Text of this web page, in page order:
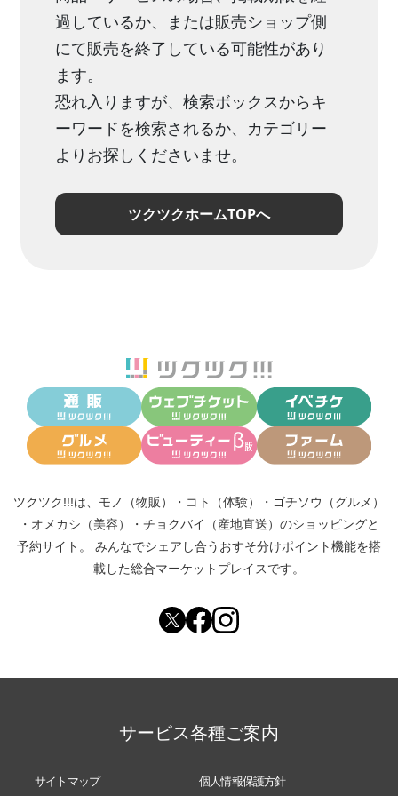
過しているか、または販売ショップ側
にて販売を終了している可能性があり
ます。
恐れ入りますが、検索ボックスからキ
ーワードを検索されるか、カテゴリー
よりお探しくださいませ。
ツクツクホームTOPへ
ツクツク!!!は、 モノ（物販） ・ コト（体験） ・ ゴチソウ（グルメ）
・ オメカシ（美容） ・ チョクバイ（産地直送） のショッピングと
予約サイト。
みんなでシェアし合う おすそ分けポイント機能を搭
載した総合マーケットプレイスです。
サービス各種ご案内
サイトマップ 個人情報保護方針